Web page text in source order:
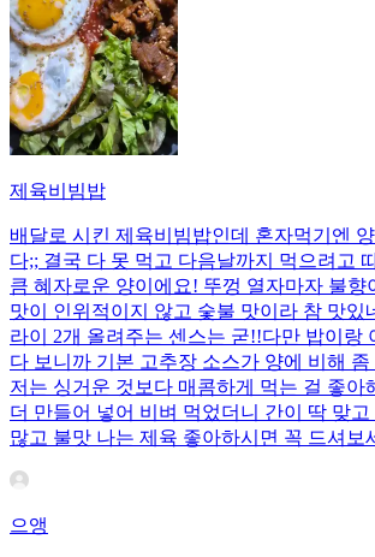
제육비빔밥
배달로 시킨 제육비빔밥인데 혼자먹기엔
다;; 결국 다 못 먹고 다음날까지 먹으려고
큼 혜자로운 양이에요! 뚜껑 열자마자 불향
맛이 인위적이지 않고 숯불 맛이라 참 맛있
라이 2개 올려주는 센스는 굳!! ​다만 밥이랑
다 보니까 기본 고추장 소스가 양에 비해
저는 싱거운 것보다 매콤하게 먹는 걸 좋아
더 만들어 넣어 비벼 먹었더니 간이 딱 맞
많고 불맛 나는 제육 좋아하시면 꼭 드셔보
으앵